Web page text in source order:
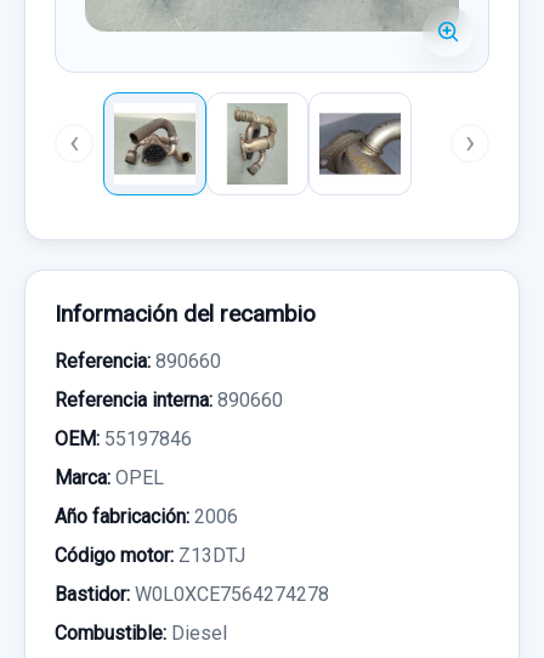
‹ ›
Información del recambio
Referencia: 890660
Referencia interna: 890660
OEM: 55197846
Marca: OPEL
Año fabricación: 2006
Código motor: Z13DTJ
Bastidor: W0L0XCE7564274278
Combustible: Diesel